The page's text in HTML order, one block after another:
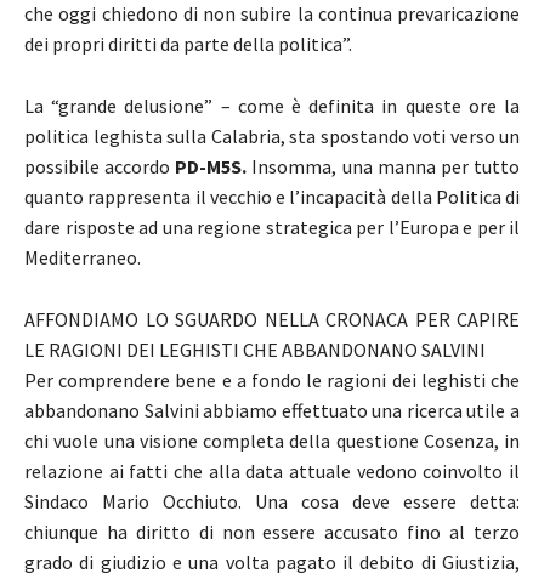
che oggi chiedono di non subire la continua prevaricazione
dei propri diritti da parte della politica”.
La “grande delusione” – come è definita in queste ore la
politica leghista sulla Calabria, sta spostando voti verso un
possibile accordo PD-M5S. Insomma, una manna per tutto
quanto rappresenta il vecchio e l’incapacità della Politica di
dare risposte ad una regione strategica per l’Europa e per il
Mediterraneo.
AFFONDIAMO LO SGUARDO NELLA CRONACA PER CAPIRE
LE RAGIONI DEI LEGHISTI CHE ABBANDONANO SALVINI
Per comprendere bene e a fondo le ragioni dei leghisti che
abbandonano Salvini abbiamo effettuato una ricerca utile a
chi vuole una visione completa della questione Cosenza, in
relazione ai fatti che alla data attuale vedono coinvolto il
Sindaco Mario Occhiuto. Una cosa deve essere detta:
chiunque ha diritto di non essere accusato fino al terzo
grado di giudizio e una volta pagato il debito di Giustizia,